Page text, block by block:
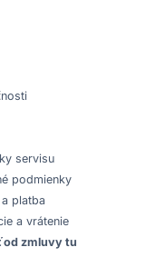
servisu
podmienky
platba
a vrátenie
od zmluvy tu